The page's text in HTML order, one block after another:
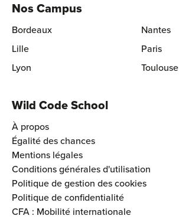
Nos Campus
Bordeaux
Lille
Lyon
Nantes
Paris
Toulouse
Wild Code School
À propos
Égalité des chances
Mentions légales
Conditions générales d'utilisation
Politique de gestion des cookies
Politique de confidentialité
CFA : Mobilité internationale